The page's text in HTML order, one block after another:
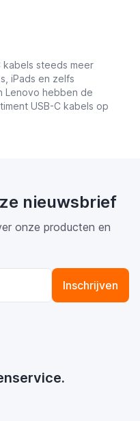
steeds meer
iPads en zelfs
Lenovo hebben de
USB-C kabels op
nieuwsbrief
onze producten en
Inschrijven